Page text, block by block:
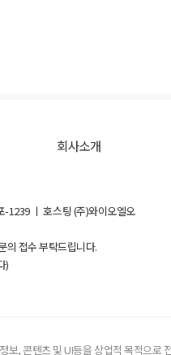
회사소개
1239 ㅣ 호스팅 (주)와이오엘오
의 접수 부탁드립니다.
)
, 콘텐츠 및 UI등을 상업적 목적으로